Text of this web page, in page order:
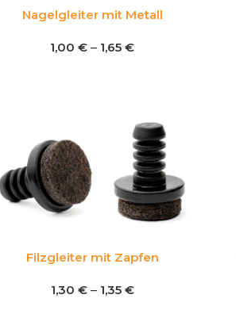
Nagelgleiter mit Metall
1,00€ – 1,65€
Filzgleiter mit Zapfen
1,30 € – 1,35 €